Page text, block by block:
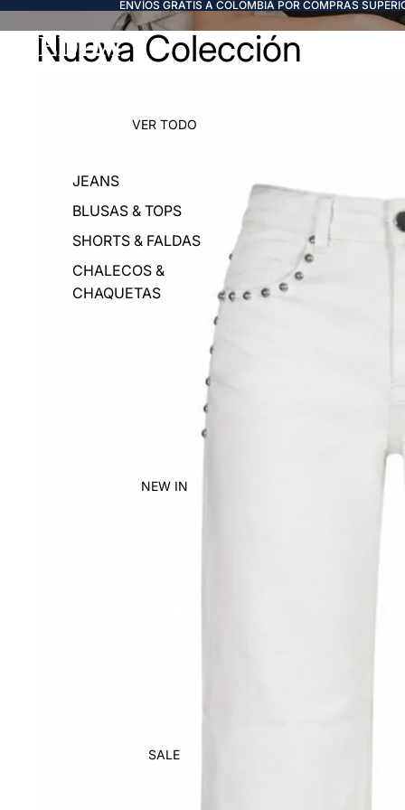
ENVÍOS GRATIS A COLOMBIA POR COMPRAS
FREDDA
VER TODO
JEANS
BLUSAS & TOPS
SHORTS & FALDAS
CHALECOS &
CHAQUETAS
NEW IN
SALE
Nueva Colección